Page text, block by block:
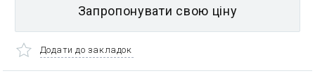
Запропонувати свою ціну
Додати до закладок